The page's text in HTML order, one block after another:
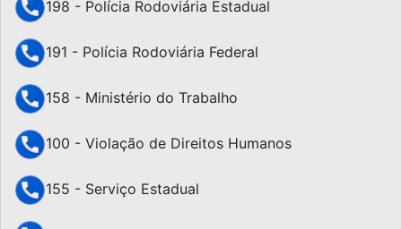
198 - Polícia Rodoviária Estadual
191 - Polícia Rodoviária Federal
158 - Ministério do Trabalho
100 - Violação de Direitos Humanos
155 - Serviço Estadual